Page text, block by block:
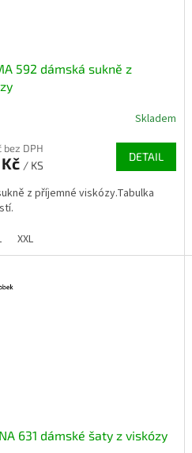
592 dámská sukně z
Skladem
bez DPH
/ KS
DETAIL
z příjemné viskózy.Tabulka
XXL
631 dámské šaty z viskózy